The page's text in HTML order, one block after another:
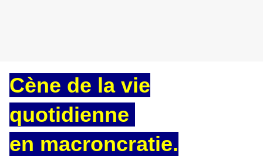
Cène de la vie
quotidienne
en macroncratie.